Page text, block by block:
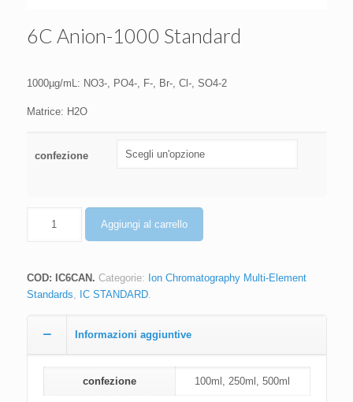
6C Anion-1000 Standard
1000µg/mL: NO3-, PO4-, F-, Br-, Cl-, SO4-2
Matrice: H2O
confezione
Aggiungi al carrello
COD: IC6CAN . Categorie: Ion Chromatography Multi-Element
Standards, IC STANDARD.
Informazioni aggiuntive
confezione 100ml, 250ml, 500ml